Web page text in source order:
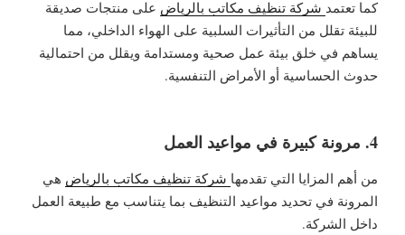
كما تعتمد شركة تنظيف مكاتب بالرياض على منتجات صديقة
للبيئة تقلل من التأثيرات السلبية على الهواء الداخلي، مما
يساهم في خلق بيئة عمل صحية ومستدامة ويقلل من احتمالية
حدوث الحساسية أو الأمراض التنفسية.
4. مرونة كبيرة في مواعيد العمل
من أهم المزايا التي تقدمها شركة تنظيف مكاتب بالرياض هي
المرونة في تحديد مواعيد التنظيف بما يتناسب مع طبيعة العمل
داخل الشركة.